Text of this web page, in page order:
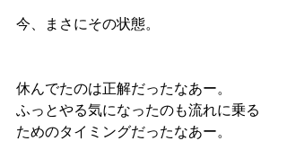
今、まさにその状態。
休んでたのは正解だったなあー。
ふっとやる気になったのも流れに乗る
ためのタイミングだったなあー。